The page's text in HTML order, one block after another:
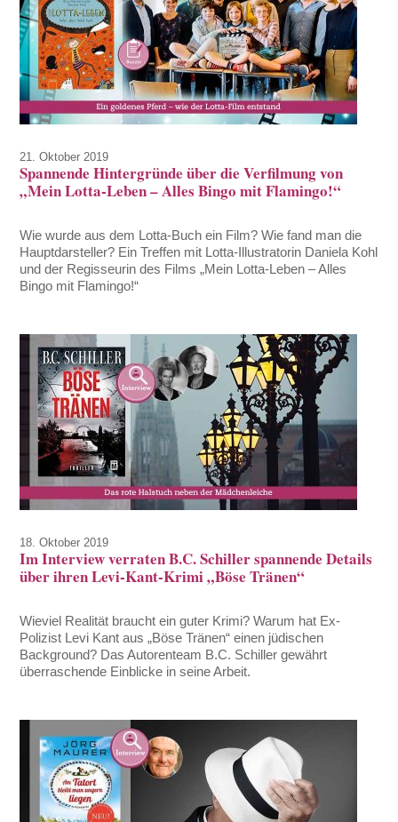
21. Oktober 2019
Spannende Hintergründe über die Verfilmung von
„Mein Lotta-Leben – Alles Bingo mit Flamingo!“
Wie wurde aus dem Lotta-Buch ein Film? Wie fand man die
Hauptdarsteller? Ein Treffen mit Lotta-Illustratorin Daniela Kohl
und der Regisseurin des Films „Mein Lotta-Leben – Alles
Bingo mit Flamingo!“
18. Oktober 2019
Im Interview verraten B.C. Schiller spannende Details
über ihren Levi-Kant-Krimi „Böse Tränen“
Wieviel Realität braucht ein guter Krimi? Warum hat Ex-
Polizist Levi Kant aus „Böse Tränen“ einen jüdischen
Background? Das Autorenteam B.C. Schiller gewährt
überraschende Einblicke in seine Arbeit.